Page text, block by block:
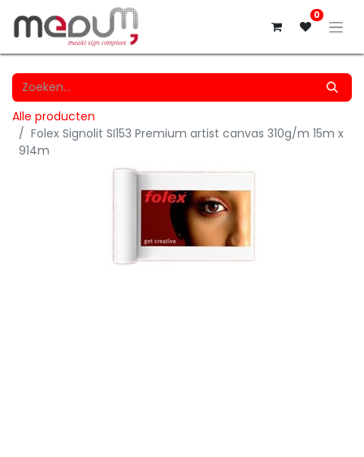
0
Alle producten
Folex Signolit SI153 Premium artist canvas 310g/m 15m x
914m